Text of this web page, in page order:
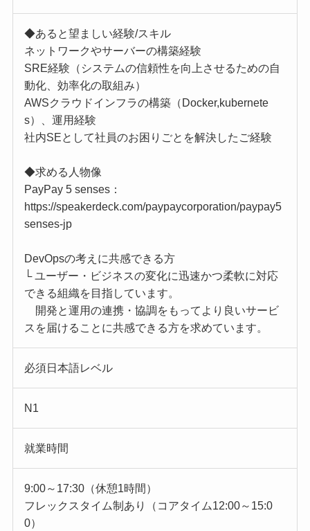
◆あると望ましい経験/スキル
ネットワークやサーバーの構築経験
SRE経験（システムの信頼性を向上させるための自
動化、効率化の取組み）
AWSクラウドインフラの構築（Docker,kubernete
s）、運用経験
社内SEとして社員のお困りごとを解決したご経験
◆求める人物像
PayPay 5 senses：
https://speakerdeck.com/paypaycorporation/paypay5
senses-jp
DevOpsの考えに共感できる方
└ ユーザー・ビジネスの変化に迅速かつ柔軟に対応
できる組織を目指しています。
開発と運用の連携・協調をもってより良いサービ
スを届けることに共感できる方を求めています。
必須日本語レベル
N1
就業時間
9:00～17:30（休憩1時間）
フレックスタイム制あり（コアタイム12:00～15:0
0）